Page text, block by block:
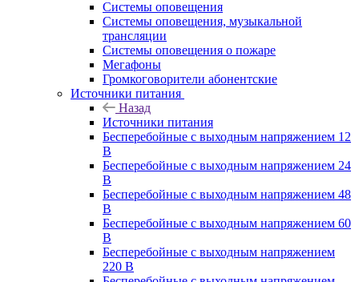
Системы оповещения
Системы оповещения, музыкальной
трансляции
Системы оповещения о пожаре
Мегафоны
Громкоговорители абонентские
Источники питания
Назад
Источники питания
Бесперебойные с выходным напряжением 12
В
Бесперебойные с выходным напряжением 24
В
Бесперебойные с выходным напряжением 48
В
Бесперебойные с выходным напряжением 60
В
Бесперебойные с выходным напряжением
220 В